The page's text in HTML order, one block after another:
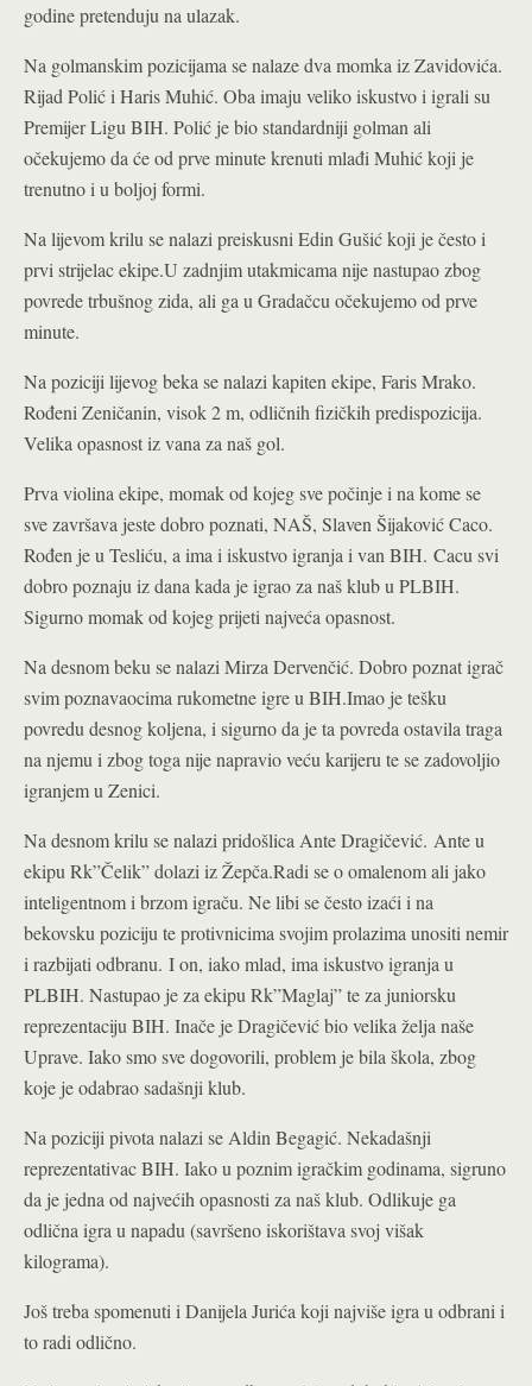
godine pretenduju na ulazak.
Na golmanskim pozicijama se nalaze dva momka iz Zavidovića.
Rijad Polić i Haris Muhić. Oba imaju veliko iskustvo i igrali su
Premijer Ligu BIH. Polić je bio standardniji golman ali
očekujemo da će od prve minute krenuti mlađi Muhić koji je
trenutno i u boljoj formi.
Na lijevom krilu se nalazi preiskusni Edin Gušić koji je često i
prvi strijelac ekipe.U zadnjim utakmicama nije nastupao zbog
povrede trbušnog zida, ali ga u Gradačcu očekujemo od prve
minute.
Na poziciji lijevog beka se nalazi kapiten ekipe, Faris Mrako.
Rođeni Zeničanin, visok 2 m, odličnih fizičkih predispozicija.
Velika opasnost iz vana za naš gol.
Prva violina ekipe, momak od kojeg sve počinje i na kome se
sve završava jeste dobro poznati, NAŠ, Slaven Šijaković Caco.
Rođen je u Tesliću, a ima i iskustvo igranja i van BIH. Cacu svi
dobro poznaju iz dana kada je igrao za naš klub u PLBIH.
Sigurno momak od kojeg prijeti najveća opasnost.
Na desnom beku se nalazi Mirza Dervenčić. Dobro poznat igrač
svim poznavaocima rukometne igre u BIH.Imao je tešku
povredu desnog koljena, i sigurno da je ta povreda ostavila traga
na njemu i zbog toga nije napravio veću karijeru te se zadovoljio
igranjem u Zenici.
Na desnom krilu se nalazi pridošlica Ante Dragičević. Ante u
ekipu Rk”Čelik” dolazi iz Žepča.Radi se o omalenom ali jako
inteligentnom i brzom igraču. Ne libi se često izaći i na
bekovsku poziciju te protivnicima svojim prolazima unositi nemir
i razbijati odbranu. I on, iako mlad, ima iskustvo igranja u
PLBIH. Nastupao je za ekipu Rk”Maglaj” te za juniorsku
reprezentaciju BIH. Inače je Dragičević bio velika želja naše
Uprave. Iako smo sve dogovorili, problem je bila škola, zbog
koje je odabrao sadašnji klub.
Na poziciji pivota nalazi se Aldin Begagić. Nekadašnji
reprezentativac BIH. Iako u poznim igračkim godinama, sigruno
da je jedna od najvećih opasnosti za naš klub. Odlikuje ga
odlična igra u napadu (savršeno iskorištava svoj višak
kilograma).
Još treba spomenuti i Danijela Jurića koji najviše igra u odbrani i
to radi odlično.